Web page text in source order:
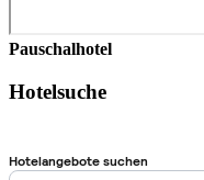
Pauschalhotel
Hotelsuche